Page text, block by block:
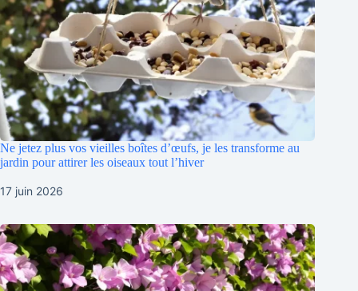
Ne jetez plus vos vieilles boîtes d’œufs, je les transforme au
jardin pour attirer les oiseaux tout l’hiver
17 juin 2026